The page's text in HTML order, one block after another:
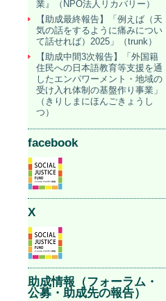
業』（NPO法人リカバリー）
【助成最終報告】「例えば（天
気の話をするように痛みについ
て話せれば）2025」（trunk）
【助成中間3次報告】「外国籍
住民への日本語教育等支援を通
したエンパワーメント・地域の
受け入れ体制の基盤作り事業」
（きりしまにほんごきょうし
つ）
facebook
X
助成情報（フォーラム・
公募・助成先の報告）